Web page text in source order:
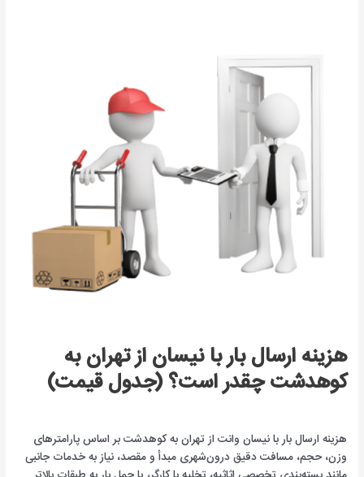
هزینه ارسال بار با نیسان از تهران به
کوهدشت چقدر است؟ (جدول قیمت)
هزینه ارسال بار با نیسان وانت از تهران به کوهدشت بر اساس پارامترهای
وزن، حجم، مسافت دقیق درون‌شهری مبدأ و مقصد، نیاز به خدمات جانبی